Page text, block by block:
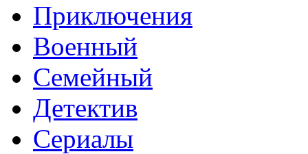
Приключения
Военный
Семейный
Детектив
Сериалы